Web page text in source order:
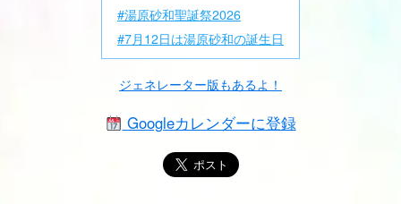
#湯原砂和聖誕祭2026
#7月12日は湯原砂和の誕生日
ジェネレーター版もあるよ！
Googleカレンダーに登録